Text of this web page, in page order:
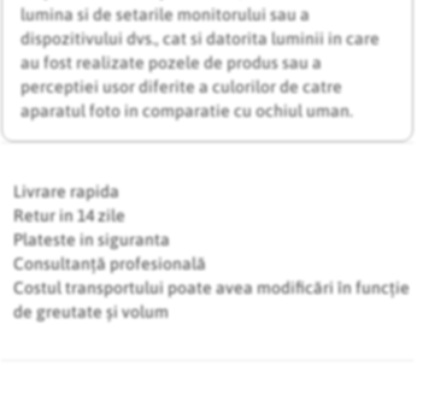
lumina si de setarile monitorului sau a
dispozitivului dvs., cat si datorita luminii in care
au fost realizate pozele de produs sau a
perceptiei usor diferite a culorilor de catre
aparatul foto in comparatie cu ochiul uman.
Livrare rapida
Retur in 14 zile
Plateste in siguranta
Consultanță profesională
Costul transportului poate avea modificări în funcție
de greutate și volum